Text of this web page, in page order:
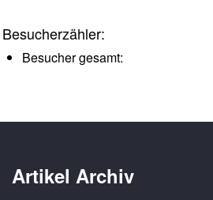
Besucherzähler:
Besucher gesamt:
Artikel Archiv